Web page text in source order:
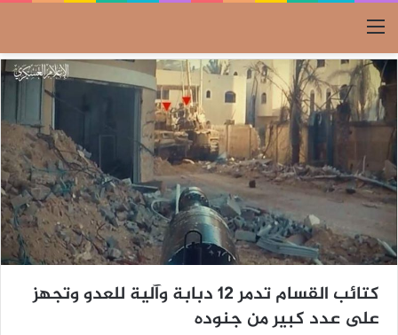
القائمة
كتائب القسام تدمر 12 دبابة وآلية للعدو وتجهز
على عدد كبير من جنوده